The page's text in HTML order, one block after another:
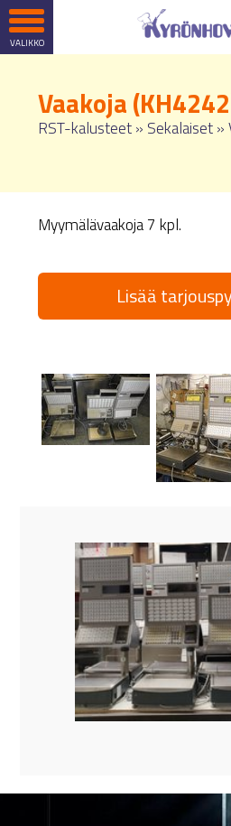
Vaakoja
RST-kalusteet» Sekalaiset»
Myymälävaakoja 7 kpl.
Lisää